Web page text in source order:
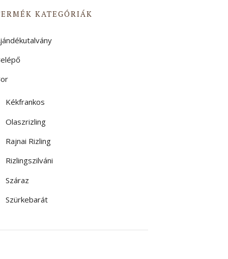
KATEGÓRIÁK
Kékfrankos
Olaszrizling
Rajnai Rizling
Rizlingszilváni
Száraz
Szürkebarát